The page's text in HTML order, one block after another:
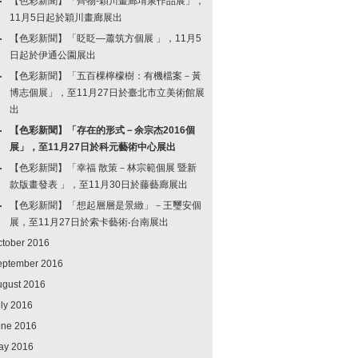
11月5日起於穎川畫廊展出
【色彩新聞】「眨眨—蕭筑方個展 」，11月5
日起於伊通公園展出
【色彩新聞】「五百棵檸檬樹：有機檔案－黃
博志個展」，至11月27日於臺北市立美術館展
出
【色彩新聞】「存在的形式－余宗杰2016個
展」，至11月27日於科元藝術中心展出
【色彩新聞】「幸福 散策－林宗範個展 暨新
款版畫發表 」，至11月30日於藤藝廊展出
【色彩新聞】「想起層層是景緻」－王璽安個
展，至11月27日於索卡藝術‧台南展出
2016
2016
2016
2016
2016
2016